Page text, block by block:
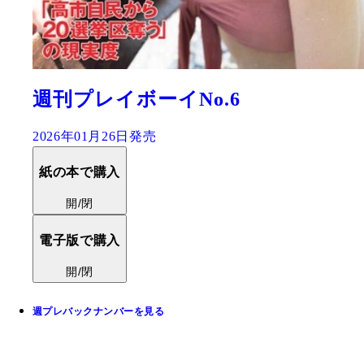
週刊プレイボーイNo.6
2026年01月26日発売
紙の本で購入
開/閉
電子版で購入
開/閉
週プレバックナンバーを見る